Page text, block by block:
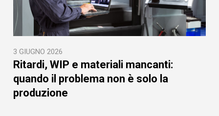
3 GIUGNO 2026
Ritardi, WIP e materiali mancanti:
quando il problema non è solo la
produzione